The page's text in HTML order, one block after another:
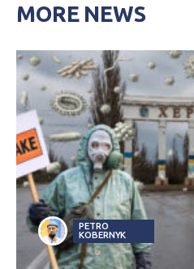
MORE NEWS
PETRO
KOBERNYK